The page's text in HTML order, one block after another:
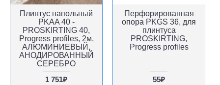
Плинтус напольный
PKAA 40 -
PROSKIRTING 40,
Progress profiles, 2м,
АЛЮМИНИЕВЫЙ,
АНОДИРОВАННЫЙ
СЕРЕБРО
1 751₽
Перфорированная
опора PKGS 36, для
плинтуса
PROSKIRTING,
Progress profiles
55₽